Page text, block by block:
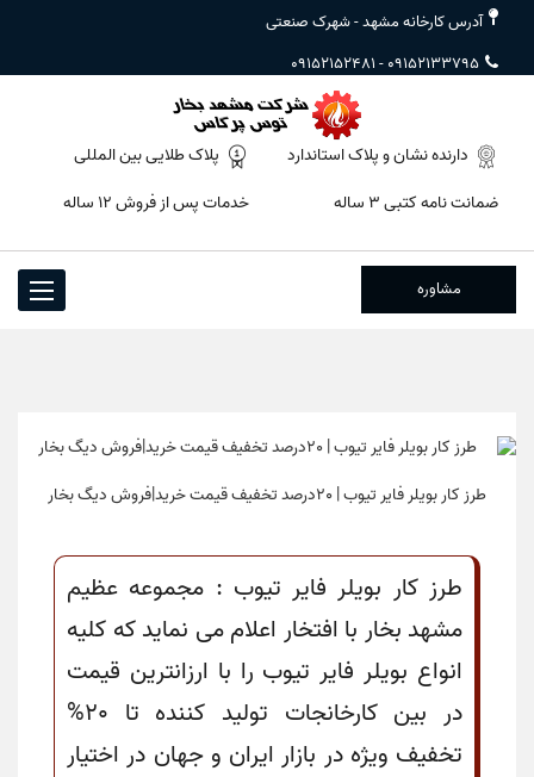
آدرس کارخانه مشهد - شهرک صنعتی
09152133795
-
09152152481
دارنده نشان و پلاک استاندارد
ضمانت نامه کتبی ۳ ساله
پلاک طلایی بین المللی
خدمات پس از فروش ۱۲ ساله
Toggle
مشاوره
طرز کار بویلر فایر تیوب | 20درصد تخفیف قیمت خرید|فروش دیگ بخار
طرز کار بویلر فایر تیوب : مجموعه عظیم
مشهد بخار با افتخار اعلام می نماید که کلیه
انواع بویلر فایر تیوب را با ارزانترین قیمت
در بین کارخانجات تولید کننده تا 20%
تخفیف ویژه در بازار ایران و جهان در اختیار